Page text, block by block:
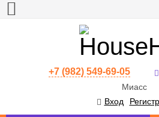
+7 (982) 549-69-05
Миасс
Вход